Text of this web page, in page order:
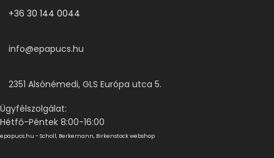
+36 30 144 0044
info@epapucs.hu
2351 Alsónémedi, GLS Európa utca 5.
Ügyfélszolgálat:
Hétfő-Péntek 8:00-16:00
epapucs.hu - Scholl, Berkemann, Birkenstock webshop